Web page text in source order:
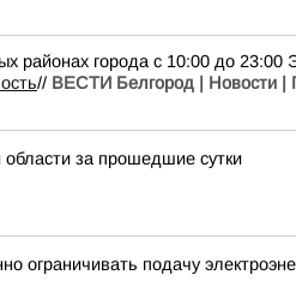
районах города с 10:00 до
// ВЕСТИ Белгород | Новости |
за прошедшие сутки
ограничивать подачу